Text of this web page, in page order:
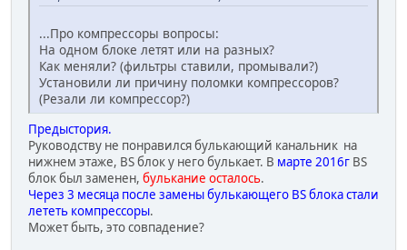
...Про компрессоры вопросы:
На одном блоке летят или на разных?
Как меняли? (фильтры ставили, промывали?)
Установили ли причину поломки компрессоров?
(Резали ли компрессор?)
Предыстория.
Руководству не понравился булькающий канальник на
нижнем этаже, BS блок у него булькает. В марте 2016г BS
блок был заменен, булькание осталось.
Через 3 месяца после замены булькающего BS блока стали
лететь компрессоры.
Может быть, это совпадение?